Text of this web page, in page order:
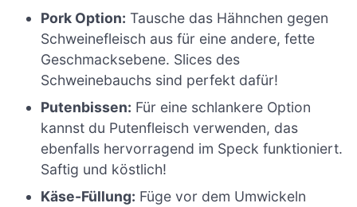
Pork Option: Tausche das Hähnchen gegen
Schweinefleisch aus für eine andere, fette
Geschmacksebene. Slices des
Schweinebauchs sind perfekt dafür!
Putenbissen: Für eine schlankere Option
kannst du Putenfleisch verwenden, das
ebenfalls hervorragend im Speck funktioniert.
Saftig und köstlich!
Käse-Füllung: Füge vor dem Umwickeln